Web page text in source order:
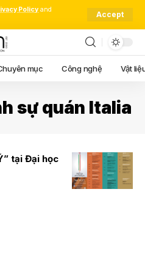
Policy and
Accept
mục Công nghệ Vật
sự quán Italia
tại Đại học